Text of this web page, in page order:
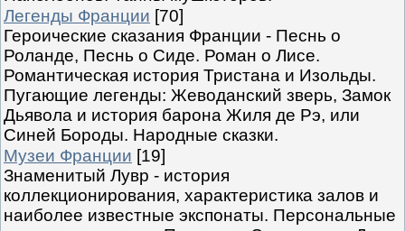
Легенды Франции [70]
Героические сказания Франции - Песнь о
Роланде, Песнь о Сиде. Роман о Лисе.
Романтическая история Тристана и Изольды.
Пугающие легенды: Жеводанский зверь, Замок
Дьявола и история барона Жиля де Рэ, или
Синей Бороды. Народные сказки.
Музеи Франции [19]
Знаменитый Лувр - история
коллекционирования, характеристика залов и
наиболее известные экспонаты. Персональные